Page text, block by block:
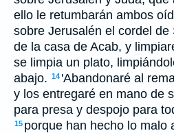
ello le retumbarán ambos
sobre Jerusalén el cordel
de la casa de Acab, y
se limpia un plato,
abajo. 14 'Abandonaré al
y los entregaré en mano de
para presa y despojo para
15 porque han hecho lo malo